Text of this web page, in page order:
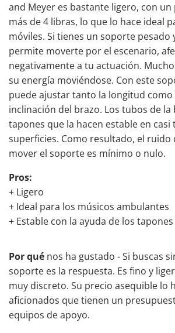
and Meyer es bastante ligero, con un
más de 4 libras, lo que lo hace ideal
móviles. Si tienes un soporte pesado
permite moverte por el escenario,
negativamente a tu actuación.
su energía moviéndose. Con este
puede ajustar tanto la longitud como
inclinación del brazo. Los tubos de la
tapones que la hacen estable en casi
superficies. Como resultado, el ruido
mover el soporte es mínimo o nulo.
Pros:
+ Ligero
+ Ideal para los músicos ambulantes
+ Estable con la ayuda de los
Por qué nos ha gustado - Si buscas
soporte es la respuesta. Es fino y
muy discreto. Su precio asequible lo
aficionados que tienen un
equipos de apoyo.